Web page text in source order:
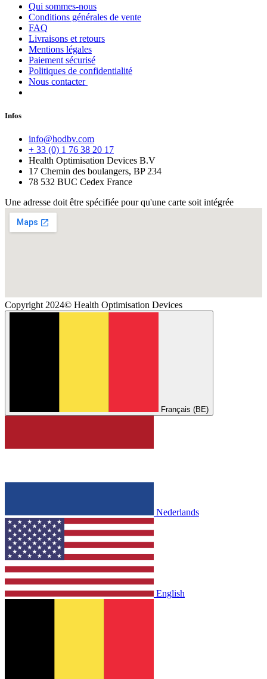
Qui sommes-nous
Conditions générales de vente
FAQ
Livraisons et retours
Mentions légales
Paiement sécurisé
Politiques de confidentialité
Nous contacter
Infos
info@hodbv.com
+ 33 (0) 1 76 38 20 17
Health Optimisation Devices B.V
17 Chemin des boulangers, BP 234
78 532 BUC Cedex France
Une adresse doit être spécifiée pour qu'une carte soit intégrée
Copyright 2024© Health Optimisation Devices
Français (BE)
Nederlands
English